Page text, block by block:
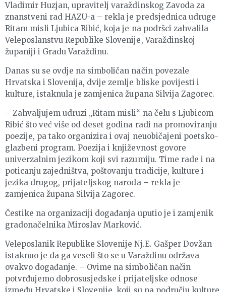
Vladimir Huzjan, upravitelj varaždinskog Zavoda za
znanstveni rad HAZU-a – rekla je predsjednica udruge
Ritam misli Ljubica Ribić, koja je na podršci zahvalila
Veleposlanstvu Republike Slovenije, Varaždinskoj
županiji i Gradu Varaždinu.
Danas su se ovdje na simboličan način povezale
Hrvatska i Slovenija, dvije zemlje bliske povijesti i
kulture, istaknula je zamjenica župana Silvija Zagorec.
– Zahvaljujem udruzi „Ritam misli“ na čelu s Ljubicom
Ribić što već više od deset godina radi na promoviranju
poezije, pa tako organizira i ovaj neuobičajeni poetsko-
glazbeni program. Poezija i književnost govore
univerzalnim jezikom koji svi razumiju. Time rade i na
poticanju zajedništva, poštovanju tradicije, kulture i
jezika drugog, prijateljskog naroda – rekla je
zamjenica župana Silvija Zagorec.
Čestike na organizaciji događanja uputio je i zamjenik
gradonačelnika Miroslav Marković.
Veleposlanik Republike Slovenije Nj.E. Gašper Dovžan
istaknuo je da ga veseli što se u Varaždinu održava
ovakvo događanje. – Ovime na simboličan način
potvrđujemo dobrosusjedske i prijateljske odnose